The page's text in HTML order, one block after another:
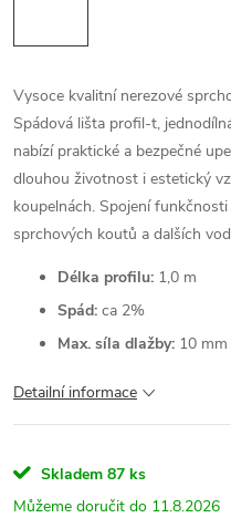
Vysoce kvalitní nerezové
Spádová lišta profil-t,
nabízí praktické a bezpečné
dlouhou životnost i estetický
koupelnách. Spojení
sprchových koutů a dalších
Délka profilu: 1,0 m
Spád: ca 2%
Max. síla dlažby: 10 mm
Detailní informace
Skladem 87 ks
11.8.2026